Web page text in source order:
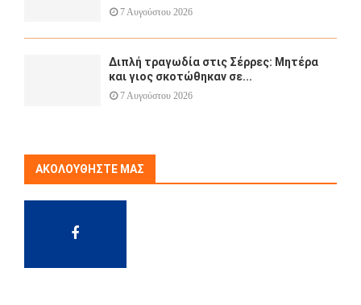
7 Αυγούστου 2026
Διπλή τραγωδία στις Σέρρες: Μητέρα
και γιος σκοτώθηκαν σε...
7 Αυγούστου 2026
ΑΚΟΛΟΥΘΉΣΤΕ ΜΑΣ